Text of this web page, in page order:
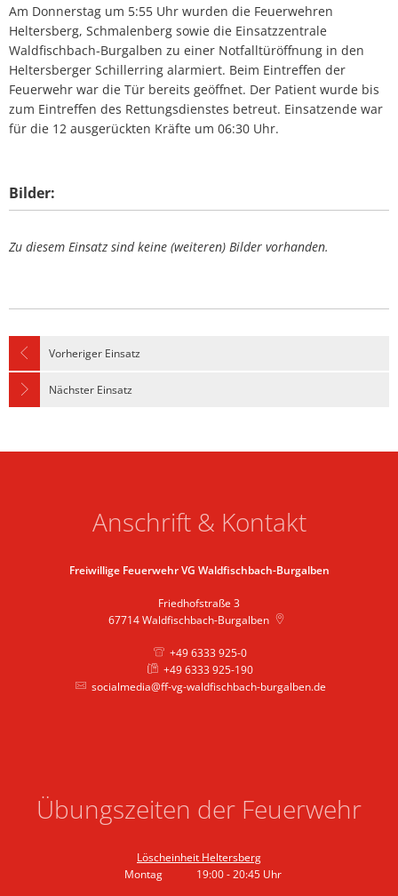
Am Donnerstag um 5:55 Uhr wurden die Feuerwehren
Heltersberg, Schmalenberg sowie die Einsatzzentrale
Waldfischbach-Burgalben zu einer Notfalltüröffnung in den
Heltersberger Schillerring alarmiert. Beim Eintreffen der
Feuerwehr war die Tür bereits geöffnet. Der Patient wurde bis
zum Eintreffen des Rettungsdienstes betreut. Einsatzende war
für die 12 ausgerückten Kräfte um 06:30 Uhr.
Bilder:
Zu diesem Einsatz sind keine (weiteren) Bilder vorhanden.
Vorheriger Einsatz
Nächster Einsatz
Anschrift & Kontakt
Freiwillige Feuerwehr VG Waldfischbach-Burgalben
Friedhofstraße 3
67714 Waldfischbach-Burgalben
+49 6333 925-0
+49 6333 925-190
socialmedia@ff-vg-waldfischbach-burgalben.de
Übungszeiten der Feuerwehr
Löscheinheit Heltersberg
Montag
19:00-20:45 Uhr